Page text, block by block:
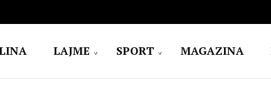
LAJME SPORT MAGAZINA